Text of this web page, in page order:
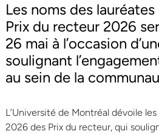
Les noms des
Prix du recteur 2026
26 mai à l’occasion
soulignant
au sein de la
L’Université de Montréal dévoile
2026 des Prix du recteur, qui